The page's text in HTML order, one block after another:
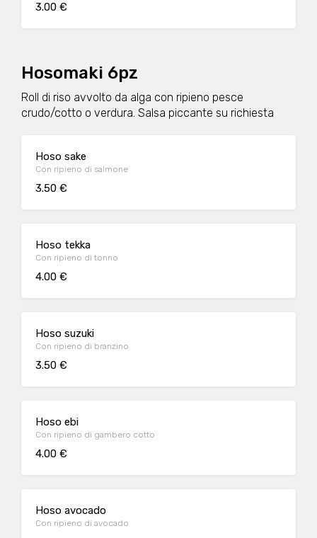
3.00 €
Hosomaki 6pz
Roll di riso avvolto da alga con ripieno pesce
crudo/cotto o verdura. Salsa piccante su richiesta
Hoso sake
Con ripieno di salmone
3.50 €
Hoso tekka
Con ripieno di tonno
4.00 €
Hoso suzuki
Con ripieno di branzino
3.50 €
Hoso ebi
Con ripieno di gambero cotto
4.00 €
Hoso avocado
Con ripieno di avocado